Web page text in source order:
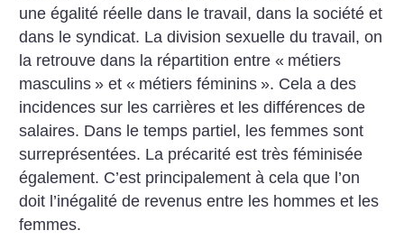
une égalité réelle dans le travail, dans la société et
dans le syndicat. La division sexuelle du travail, on
la retrouve dans la répartition entre « métiers
masculins » et « métiers féminins ». Cela a des
incidences sur les carrières et les différences de
salaires. Dans le temps partiel, les femmes sont
surreprésentées. La précarité est très féminisée
également. C’est principalement à cela que l’on
doit l’inégalité de revenus entre les hommes et les
femmes.